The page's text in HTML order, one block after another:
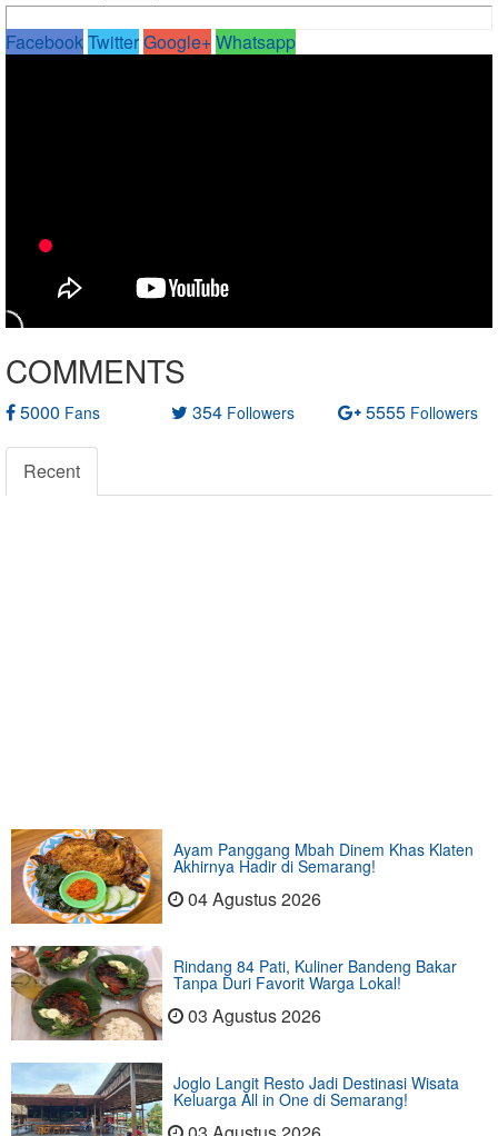
FacebookTwitterGoogle+Whatsapp
COMMENTS
5000 Fans 354 Followers 5555 Followers
Recent
Ayam Panggang Mbah Dinem Khas Klaten
Akhirnya Hadir di Semarang!
04 Agustus 2026
Rindang 84 Pati, Kuliner Bandeng Bakar
Tanpa Duri Favorit Warga Lokal!
03 Agustus 2026
Joglo Langit Resto Jadi Destinasi Wisata
Keluarga All in One di Semarang!